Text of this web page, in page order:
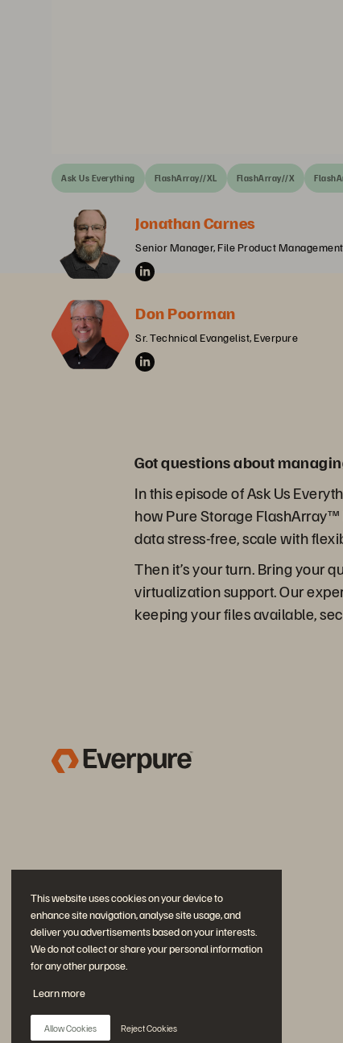
This website uses cookies on your device to
enhance site navigation, analyse site usage, and
deliver you advertisements based on your interests.
We do not collect or share your personal information
for any other purpose.
Learn more
Allow Cookies Reject Cookies
Ask Us Everything FlashArray//XL FlashArray//X
Jonathan Carnes
Senior Manager, File Product
Don Poorman
Sr. Technical Evangelist, Everpure
Got questions about
In this episode of Ask Us
how Pure Storage
data stress-free, scale with
Then it’s your turn. Bring your
virtualization support. Our
keeping your files available,
公式 SNS